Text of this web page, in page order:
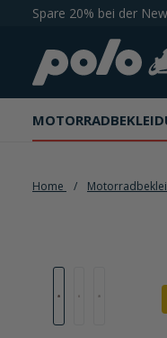
Zur
Spare 20% bei der
Home